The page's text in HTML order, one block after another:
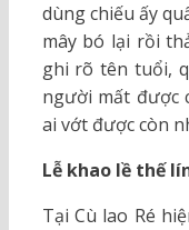
dùng chiếu ấy
mây bó lại rồi
ghi rõ tên tuổi,
người mất được
ai vớt được còn
Lễ khao lề thế
Tại Cù lao Ré